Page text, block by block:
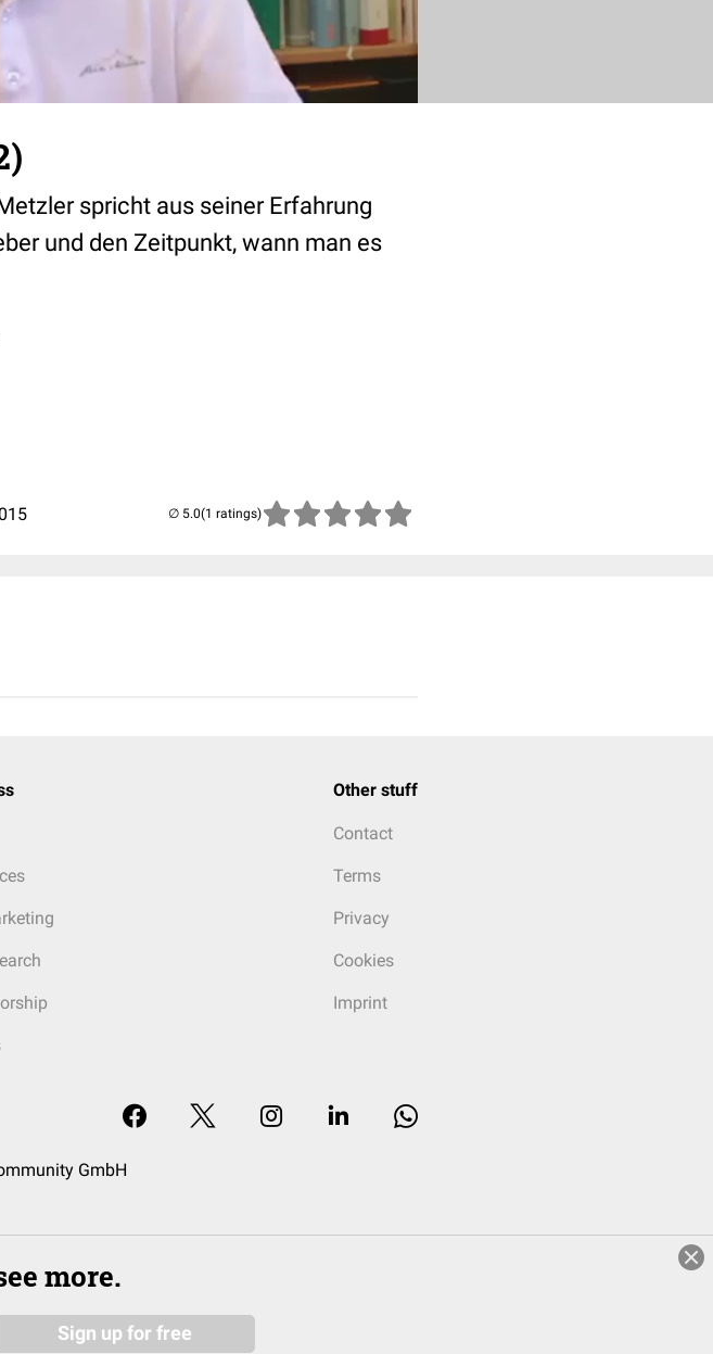
spricht aus seiner Erfahrung
und den Zeitpunkt, wann man es
(1 ratings)
Other stuff
Contact
Terms
Privacy
Cookies
Imprint
GmbH
more.
Sign up for free